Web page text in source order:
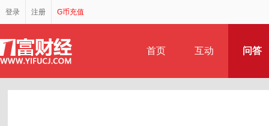
登录 注册 G币充值
首页 互动 问答